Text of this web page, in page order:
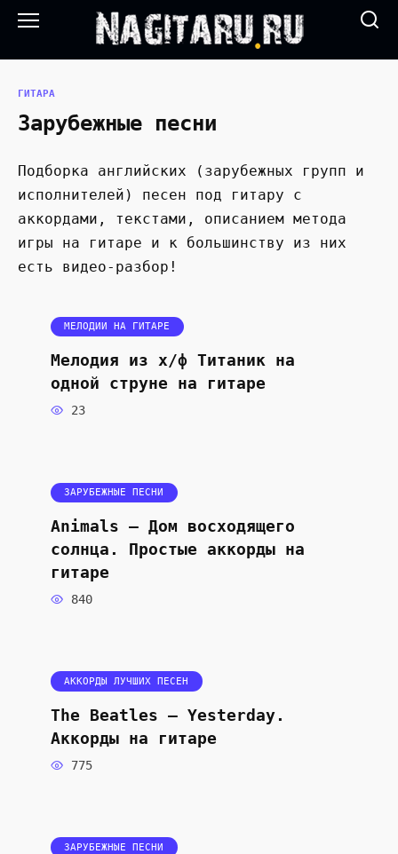
Перейти
ГИТАРА
Зарубежные песни
Подборка английских (зарубежных групп и
исполнителей) песен под гитару с
аккордами, текстами, описанием метода
игры на гитаре и к большинству из них
есть видео-разбор!
МЕЛОДИИ НА ГИТАРЕ
Мелодия из х/ф Титаник на
одной струне на гитаре
23
ЗАРУБЕЖНЫЕ ПЕСНИ
Animals — Дом восходящего
солнца. Простые аккорды на
гитаре
840
АККОРДЫ ЛУЧШИХ ПЕСЕН
The Beatles — Yesterday.
Аккорды на гитаре
775
ЗАРУБЕЖНЫЕ ПЕСНИ